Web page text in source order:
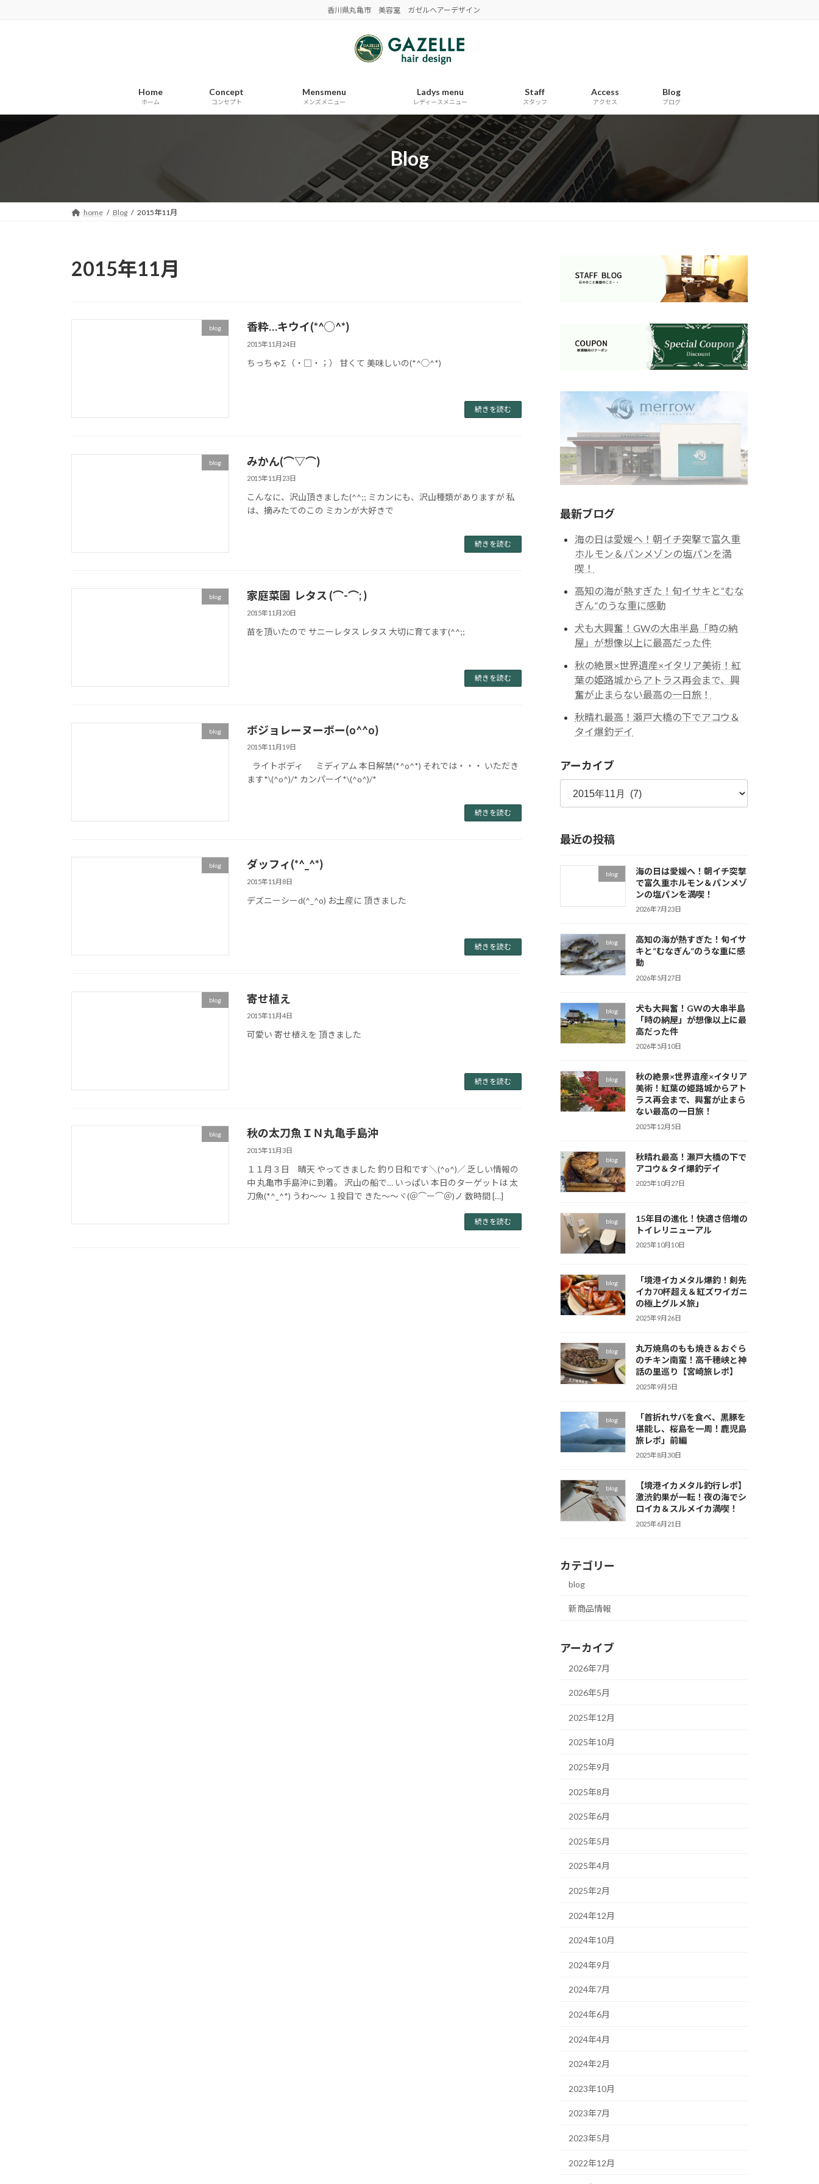
プ
動
香川県丸亀市 美容室 ガゼルヘアーデザイン
Home
ホーム
Concept
コンセプト
Mensmenu
メンズメニュー
Ladys menu
レディースメニュー
Staff
スタッフ
Access
アクセス
Blog
ブログ
Blog
home Blog 2015年11月
2015年11月
blog 香粋…キウイ(*^◯^*)
2015年11月24日
ちっちゃΣ（・□・；） 甘くて 美味しいの(*^◯^*)
続きを読む
blog みかん(⌒▽⌒)
2015年11月23日
こんなに、沢山頂きました(^^;; ミカンにも、沢山種類がありますが 私
は、摘みたてのこの ミカンが大好きで
続きを読む
blog 家庭菜園 レタス (⌒-⌒; )
2015年11月20日
苗を頂いたので サニーレタス レタス 大切に育てます(^^;;
続きを読む
blog ボジョレーヌーボー(o^^o)
2015年11月19日
ライトボディ ミディアム 本日解禁(*^o^*) それでは・・・ いただき
ます*\(^o^)/* カンパーイ*\(^o^)/*
続きを読む
blog ダッフィ(*^_^*)
2015年11月8日
デズニーシーd(^_^o) お土産に 頂きました
続きを読む
blog 寄せ植え
2015年11月4日
可愛い 寄せ植えを 頂きました
続きを読む
blog 秋の太刀魚ＩＮ丸亀手島沖
2015年11月3日
１１月３日 晴天 やってきました 釣り日和です＼(^o^)／ 乏しい情報の
中 丸亀市手島沖に到着。 沢山の船で… いっぱい 本日のターゲットは 太
刀魚(*^_^*) うわ〜〜 １投目で きた〜〜ヾ(＠⌒ー⌒＠)ノ 数時間 […]
続きを読む
最新ブログ
海の日は愛媛へ！朝イチ突撃で富久重
ホルモン＆パンメゾンの塩パンを満
喫！
高知の海が熱すぎた！旬イサキと“むな
ぎん”のうな重に感動
犬も大興奮！GWの大串半島「時の納
屋」が想像以上に最高だった件
秋の絶景×世界遺産×イタリア美術！紅
葉の姫路城からアトラス再会まで、興
奮が止まらない最高の一日旅！
秋晴れ最高！瀬戸大橋の下でアコウ＆
タイ爆釣デイ
アーカイブ
ア
カ
ブ
最近の投稿
blog
海の日は愛媛へ！朝イチ突撃
で富久重ホルモン＆パンメゾ
ンの塩パンを満喫！
2026年7月23日
blog
高知の海が熱すぎた！旬イサ
キと“むなぎん”のうな重に感
動
2026年5月27日
blog
犬も大興奮！GWの大串半島
「時の納屋」が想像以上に最
高だった件
2026年5月10日
blog
秋の絶景×世界遺産×イタリア
美術！紅葉の姫路城からアト
ラス再会まで、興奮が止まら
ない最高の一日旅！
2025年12月5日
blog
秋晴れ最高！瀬戸大橋の下で
アコウ＆タイ爆釣デイ
2025年10月27日
blog
15年目の進化！快適さ倍増の
トイレリニューアル
2025年10月10日
blog
「境港イカメタル爆釣！剣先
イカ70杯超え＆紅ズワイガニ
の極上グルメ旅」
2025年9月26日
blog
丸万焼鳥のもも焼き＆おぐら
のチキン南蛮！高千穂峡と神
話の里巡り【宮崎旅レポ】
2025年9月5日
blog
「首折れサバを食べ、黒豚を
堪能し、桜島を一周！鹿児島
旅レポ」前編
2025年8月30日
blog
【境港イカメタル釣行レポ】
激渋釣果が一転！夜の海でシ
ロイカ＆スルメイカ満喫！
2025年6月21日
カテゴリー
blog
新商品情報
アーカイブ
2026年7月
2026年5月
2025年12月
2025年10月
2025年9月
2025年8月
2025年6月
2025年5月
2025年4月
2025年2月
2024年12月
2024年10月
2024年9月
2024年7月
2024年6月
2024年4月
2024年2月
2023年10月
2023年7月
2023年5月
2022年12月